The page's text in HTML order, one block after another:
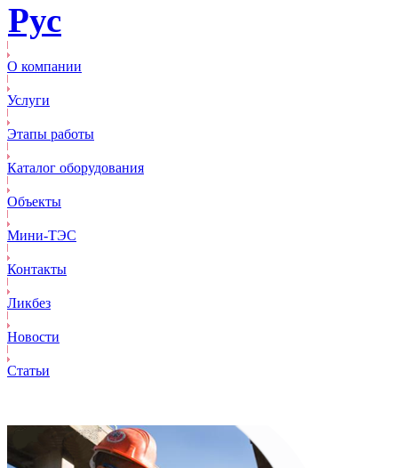
Рус
О компании
Услуги
Этапы работы
Каталог оборудования
Объекты
Mини-ТЭС
Контакты
Ликбез
Новости
Статьи